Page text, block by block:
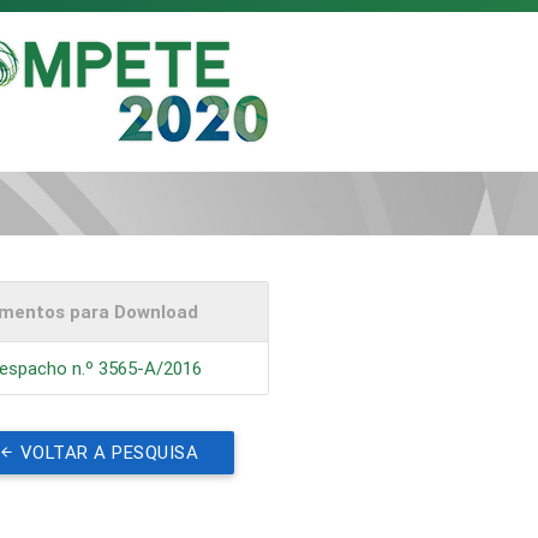
para Download
n.º 3565-A/2016
VOLTAR A PESQUISA